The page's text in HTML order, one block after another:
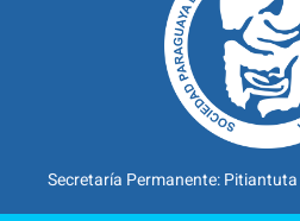
Secretaría Permanente: